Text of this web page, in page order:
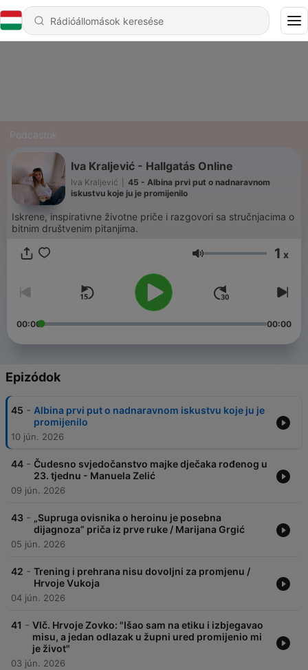
Iva Kraljević - Hallgatás Online
Iva Kraljević
45 - Albina prvi put o nadnaravnom
iskustvu koje ju je promijenilo
Iskrene, inspirativne životne priče i razgovori sa stručnjacima o
bitnim društvenim pitanjima.
Hangerő 1 x
00:00 00:00
Epizódok
45 - Albina prvi put o nadnaravnom iskustvu koje ju je
promijenilo
10 jún. 2026
44 - Čudesno svjedočanstvo majke dječaka rođenog u
23. tjednu - Manuela Zelić
09 jún. 2026
43 - „Supruga ovisnika o heroinu je posebna
dijagnoza” priča iz prve ruke / Marijana Grgić
05 jún. 2026
42 - Trening i prehrana nisu dovoljni za promjenu /
Hrvoje Vukoja
04 jún. 2026
41 - Vlč. Hrvoje Zovko: "Išao sam na etiku i izbjegavao
misu, a jedan odlazak u župni ured promijenio mi
je život"
03 jún. 2026